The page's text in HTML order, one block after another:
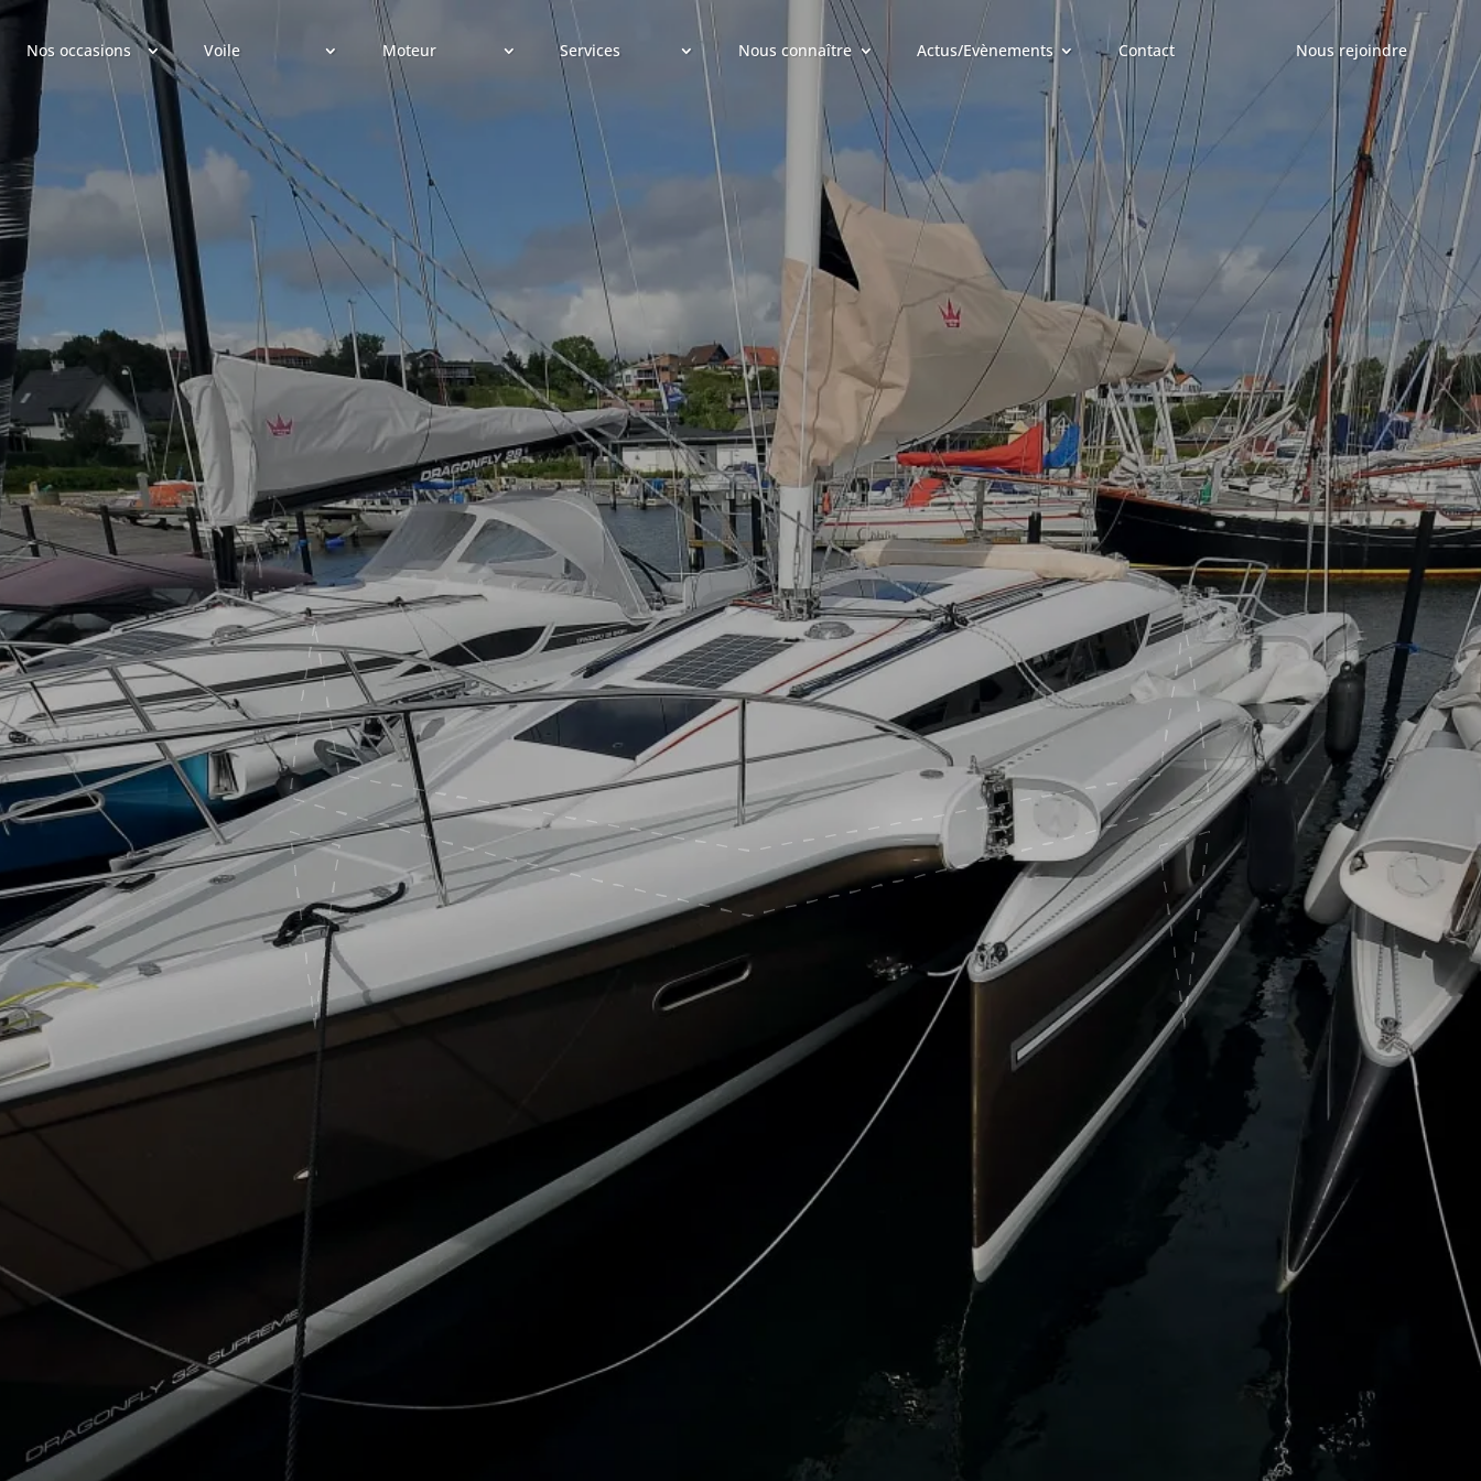
Nos occasions Voile Moteur Services Nous connaître Actus/Evènements Contact Nous rejoindre